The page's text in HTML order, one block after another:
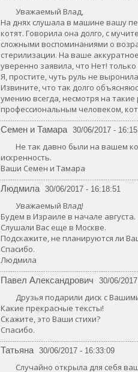
Уважаемый Влад,
На днях слушала в машине вашу
котят. Говорила она долго, с
сложными воспоминаниями о
стерилизации. На ваше
уверенно заявила, что Нет! только
Я, простите, чуть руль не
Извините, что так долго
умению всегда, несмотря на
профессиональным человеком,
Семен и Тамара 30/06/2017 -
Не так давно были на вашем
искренность.
Ваши Семен и Тамара
Людмила 30/06/2017 - 16:18:51
Уважаемый Влад!
Будем в Израиле в начале августа.
Слушали Вас еще в Москве.
Подскажите, не планируются ли
Спасибо.
Людмила
Павел Александрович 30/06/
Друзья подарили диск с
Какие прекрасные тексты!
Скажите, это Ваши стихи?
Спасибо.
Татьяна 30/06/2017 - 16:33:09
Случайно открыла для себя